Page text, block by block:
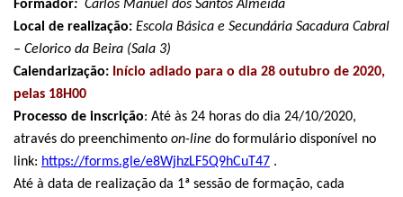
Formador: Carlos Manuel dos Santos Almeida
Local de realização: Escola Básica e Secundária Sacadura Cabral
– Celorico da Beira (Sala 3)
Calendarização: Início adiado para o dia 28 outubro de 2020,
pelas 18H00
Processo de inscrição: Até às 24 horas do dia 24/10/2020,
através do preenchimento on-line do formulário disponível no
link: https://forms.gle/e8WjhzLF5Q9hCuT47 .
Até à data de realização da 1ª sessão de formação, cada